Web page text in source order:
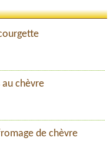
chèvre
de chèvre